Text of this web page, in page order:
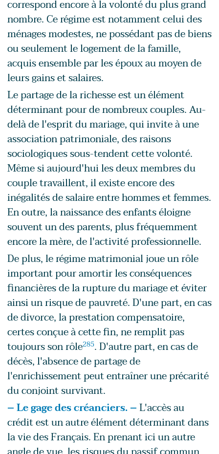
correspond encore à la volonté du plus grand
nombre. Ce régime est notamment celui des
ménages modestes, ne possédant pas de biens
ou seulement le logement de la famille,
acquis ensemble par les époux au moyen de
leurs gains et salaires.
Le partage de la richesse est un élément
déterminant pour de nombreux couples. Au-
delà de l'esprit du mariage, qui invite à une
association patrimoniale, des raisons
sociologiques sous-tendent cette volonté.
Même si aujourd'hui les deux membres du
couple travaillent, il existe encore des
inégalités de salaire entre hommes et femmes.
En outre, la naissance des enfants éloigne
souvent un des parents, plus fréquemment
encore la mère, de l'activité professionnelle.
De plus, le régime matrimonial joue un rôle
important pour amortir les conséquences
financières de la rupture du mariage et éviter
ainsi un risque de pauvreté. D'une part, en cas
de divorce, la prestation compensatoire,
certes conçue à cette fin, ne remplit pas
toujours son rôle285. D'autre part, en cas de
décès, l'absence de partage de
l'enrichissement peut entraîner une précarité
du conjoint survivant.
– Le gage des créanciers. –L'accès au
crédit est un autre élément déterminant dans
la vie des Français. En prenant ici un autre